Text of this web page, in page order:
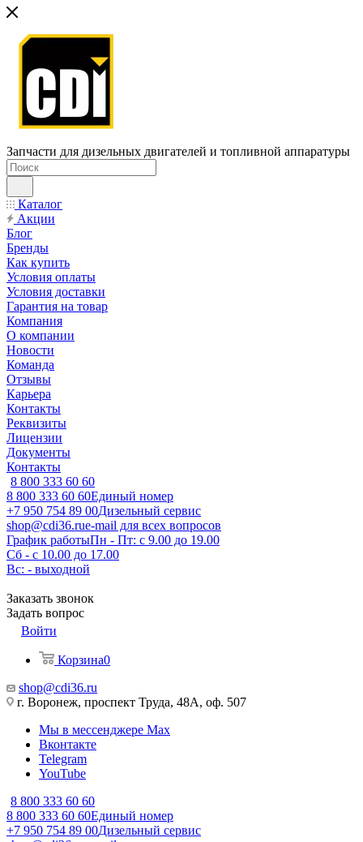
Запчасти для дизельных двигателей и топливной аппаратуры
Каталог
Акции
Блог
Бренды
Как купить
Условия оплаты
Условия доставки
Гарантия на товар
Компания
О компании
Новости
Команда
Отзывы
Карьера
Контакты
Реквизиты
Лицензии
Документы
Контакты
8 800 333 60 60
8 800 333 60 60Единый номер
+7 950 754 89 00Дизельный сервис
shop@cdi36.rue-mail для всех вопросов
График работыПн - Пт: с 9.00 до 19.00
Сб - с 10.00 до 17.00
Вс: - выходной
Заказать звонок
Задать вопрос
Войти
Корзина0
shop@cdi36.ru
г. Воронеж, проспект Труда, 48А, оф. 507
Мы в мессенджере Max
Вконтакте
Telegram
YouTube
8 800 333 60 60
8 800 333 60 60Единый номер
+7 950 754 89 00Дизельный сервис